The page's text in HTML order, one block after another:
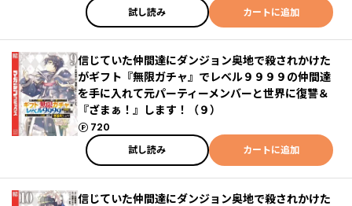
試し読み
カートに追加
信じていた仲間達にダンジョン奥地で殺されかけた
がギフト『無限ガチャ』でレベル９９９９の仲間達
を手に入れて元パーティーメンバーと世界に復讐＆
『ざまぁ！』します！（９）
720
ポイント
試し読み
カートに追加
信じていた仲間達にダンジョン奥地で殺されかけた